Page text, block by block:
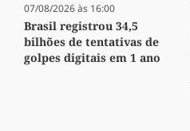
07/08/2026 às 16:00
Brasil registrou 34,5
bilhões de tentativas de
golpes digitais em 1 ano